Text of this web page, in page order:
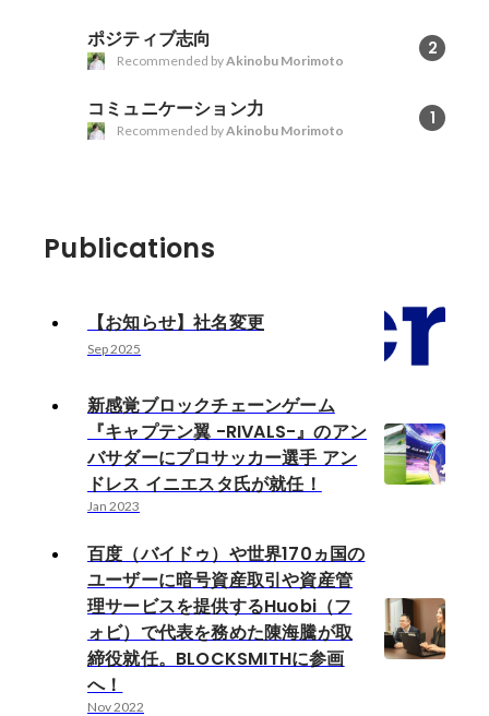
ポジティブ志向 2
Recommended byAkinobu Morimoto
コミュニケーション力 1
Recommended byAkinobu Morimoto
Publications
【お知らせ】社名変更
Sep 2025
新感覚ブロックチェーンゲーム
『キャプテン翼 -RIVALS-』のアン
バサダーにプロサッカー選手 アン
ドレス イニエスタ氏が就任！
Jan 2023
百度（バイドゥ）や世界170ヵ国の
ユーザーに暗号資産取引や資産管
理サービスを提供するHuobi（フ
ォビ）で代表を務めた陳海騰が取
締役就任。BLOCKSMITHに参画
へ！
Nov 2022